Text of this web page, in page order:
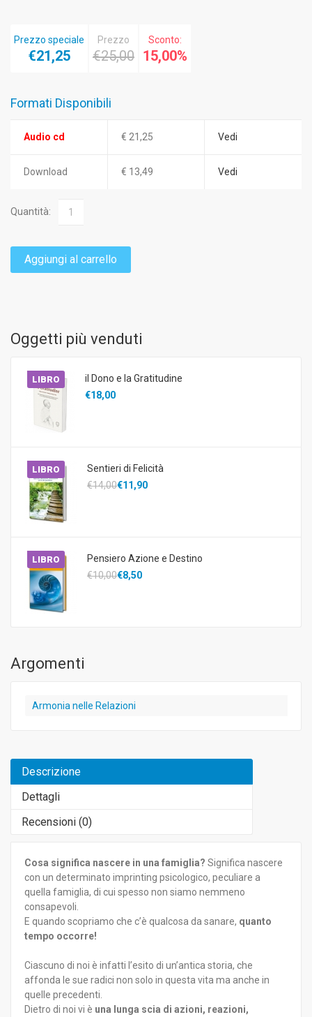
Prezzo speciale
€21,25
Prezzo
€25,00
Sconto:
15,00%
Formati Disponibili
Audio cd € 21,25 Vedi
Download € 13,49 Vedi
Quantità:
Aggiungi al carrello
Oggetti più venduti
LIBRO
il Dono e la Gratitudine
€18,00
LIBRO
Sentieri di Felicità
€14,00€11,90
LIBRO
Pensiero Azione e Destino
€10,00€8,50
Argomenti
Armonia nelle Relazioni
Descrizione
Dettagli
Recensioni (0)
Cosa significa nascere in una famiglia? Significa nascere
con un determinato imprinting psicologico, peculiare a
quella famiglia, di cui spesso non siamo nemmeno
consapevoli.
E quando scopriamo che c’è qualcosa da sanare, quanto
tempo occorre!
Ciascuno di noi è infatti l’esito di un’antica storia, che
affonda le sue radici non solo in questa vita ma anche in
quelle precedenti.
Dietro di noi vi è una lunga scia di azioni, reazioni,